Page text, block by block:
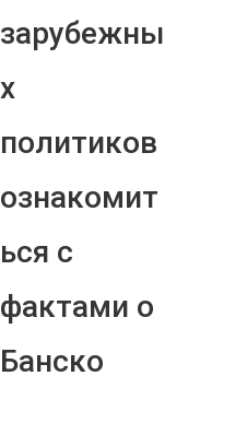
зарубежны
х
политиков
ознакомит
ься с
фактами о
Банско